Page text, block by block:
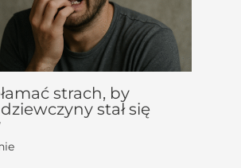
strach, by
stał się